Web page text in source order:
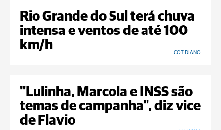
Rio Grande do Sul terá chuva
intensa e ventos de até 100
km/h
COTIDIANO
"Lulinha, Marcola e INSS são
temas de campanha", diz vice
de Flavio